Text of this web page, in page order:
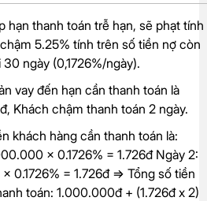
hạn thanh toán trễ hạn, sẽ phạt tính
5.25% tính trên số tiền nợ còn
ngày (0,1726%/ngày).
vay đến hạn cần thanh toán là
Khách chậm thanh toán 2 ngày.
khách hàng cần thanh toán là:
x 0.1726% = 1.726đ Ngày 2:
0.1726% = 1.726đ => Tổng số tiền
toán: 1.000.000đ + (1.726đ x 2)